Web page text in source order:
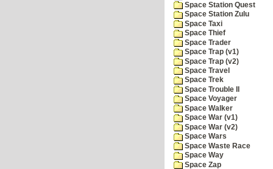
Space Station Quest
Space Station Zulu
Space Taxi
Space Thief
Space Trader
Space Trap (v1)
Space Trap (v2)
Space Travel
Space Trek
Space Trouble II
Space Voyager
Space Walker
Space War (v1)
Space War (v2)
Space Wars
Space Waste Race
Space Way
Space Zap